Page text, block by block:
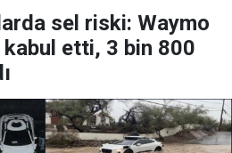
sel riski: Waymo
kabul etti, 3 bin 800